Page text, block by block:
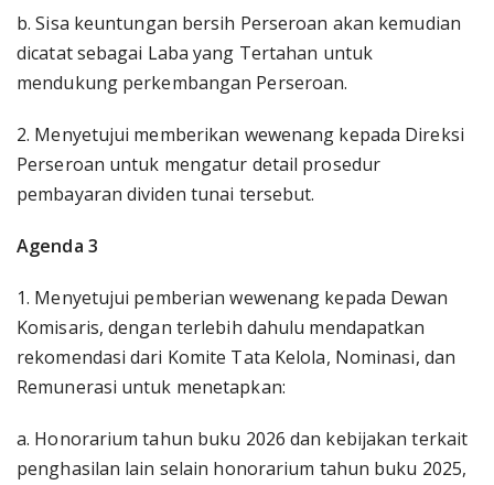
b. Sisa keuntungan bersih Perseroan akan kemudian
dicatat sebagai Laba yang Tertahan untuk
mendukung perkembangan Perseroan.
2. Menyetujui memberikan wewenang kepada Direksi
Perseroan untuk mengatur detail prosedur
pembayaran dividen tunai tersebut.
Agenda 3
1. Menyetujui pemberian wewenang kepada Dewan
Komisaris, dengan terlebih dahulu mendapatkan
rekomendasi dari Komite Tata Kelola, Nominasi, dan
Remunerasi untuk menetapkan:
a. Honorarium tahun buku 2026 dan kebijakan terkait
penghasilan lain selain honorarium tahun buku 2025,